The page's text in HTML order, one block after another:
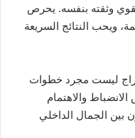
وثقته بنفسه. يحرص
ويحب النتائج السريعة
ليست مجرد خطوات
والاهتمام
بين الجمال الداخلي